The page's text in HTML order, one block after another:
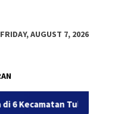
FRIDAY, AUGUST 7, 2026
Tulungagung Alami Kekeringan